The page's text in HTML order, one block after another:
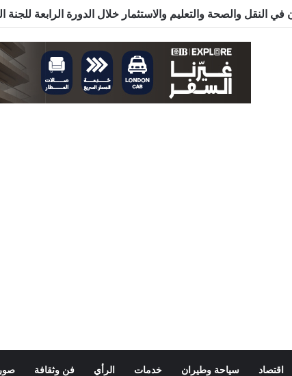
النقل والصحة والتعليم والاستثمار خلال الدورة الرابعة للجنة
اقتصاد سياحة وطيران خدمات الرأي فن وثقافة